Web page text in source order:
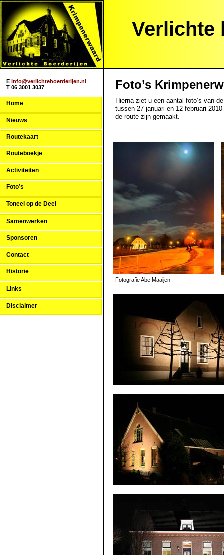
Hierna ziet u een aantal foto’s van
tussen 27 januari en 12 februari
de route zijn gemaakt.
E info@verlichteboerderijen.nl
T 06 3001 3037
Home
Nieuws
Routekaart
Routeboekje
Activiteiten
Foto’s
Toneel op de Deel
Samenwerken
Sponsoren
Contact
Historie
Links
Disclaimer
Verlichte
Foto’s
Fotografie Abe Maaijen